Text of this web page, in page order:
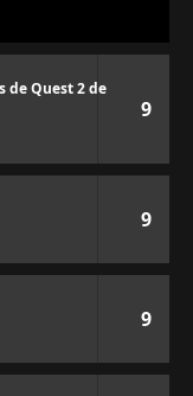
de Quest 2 de
9
9
9